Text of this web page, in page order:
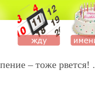
– тoжe pвeтcя! .